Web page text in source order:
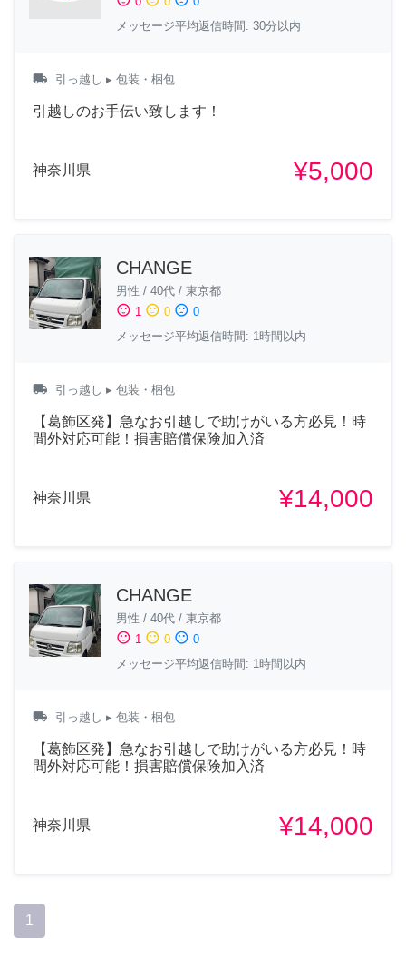
メッセージ平均返信時間: 30分以内
local_shipping 引っ越し ▸ 包装・梱包
引越しのお手伝い致します！
神奈川県 ¥5,000
CHANGE
男性 / 40代 / 東京都
sentiment_satisfied 1 sentiment_neutral 0 sentiment_dissatisfied 0
メッセージ平均返信時間: 1時間以内
local_shipping 引っ越し ▸ 包装・梱包
【葛飾区発】急なお引越しで助けがいる方必見！時
間外対応可能！損害賠償保険加入済
神奈川県 ¥14,000
CHANGE
男性 / 40代 / 東京都
sentiment_satisfied 1 sentiment_neutral 0 sentiment_dissatisfied 0
メッセージ平均返信時間: 1時間以内
local_shipping 引っ越し ▸ 包装・梱包
【葛飾区発】急なお引越しで助けがいる方必見！時
間外対応可能！損害賠償保険加入済
神奈川県 ¥14,000
1